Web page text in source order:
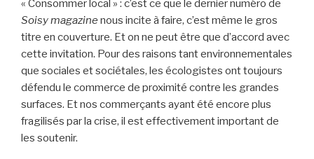
« Consommer local » : c’est ce que le dernier numéro de
Soisy magazine nous incite à faire, c’est même le gros
titre en couverture. Et on ne peut être que d’accord avec
cette invitation. Pour des raisons tant environnementales
que sociales et sociétales, les écologistes ont toujours
défendu le commerce de proximité contre les grandes
surfaces. Et nos commerçants ayant été encore plus
fragilisés par la crise, il est effectivement important de
les soutenir.